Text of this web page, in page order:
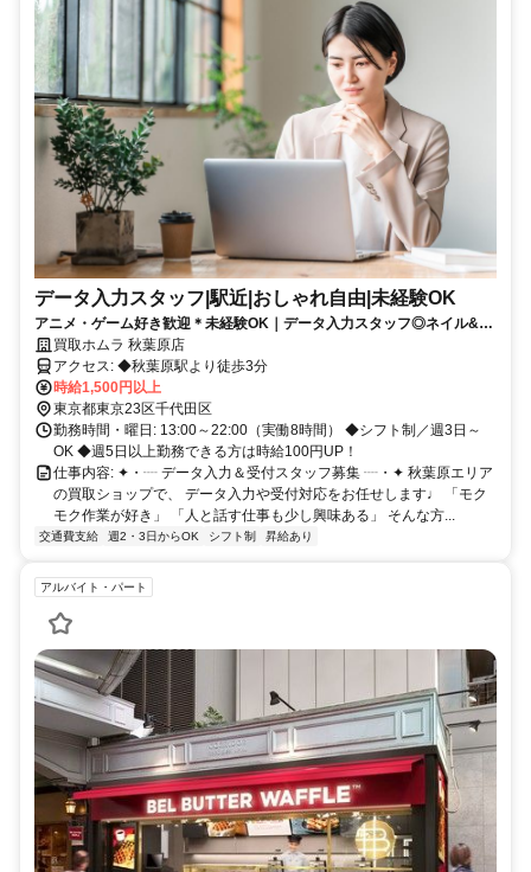
データ入力スタッフ|駅近|おしゃれ自由|未経験OK
アニメ・ゲーム好き歓迎＊未経験OK｜データ入力スタッフ◎ネイル&服
装自由｜秋葉原駅チカ｜週3〜OK＊
買取ホムラ 秋葉原店
アクセス: ◆秋葉原駅より徒歩3分
時給1,500円以上
東京都東京23区千代田区
勤務時間・曜日: 13:00～22:00（実働8時間） ◆シフト制／週3日～
OK ◆週5日以上勤務できる方は時給100円UP！
仕事内容: ✦・┈ データ入力＆受付スタッフ募集 ┈・✦ 秋葉原エリア
の買取ショップで、 データ入力や受付対応をお任せします♩ 「モク
モク作業が好き」 「人と話す仕事も少し興味ある」 そんな方...
交通費支給 週2・3日からOK シフト制 昇給あり
アルバイト・パート